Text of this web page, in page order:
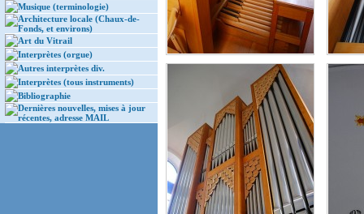
Musique (terminologie)
Architecture locale (Chaux-de-
Fonds, et environs)
Art du Vitrail
Interprètes (orgue)
Autres interprètes div.
Interprètes (tous instruments)
Bibliographie
Dernières nouvelles, mises à jour
récentes, adresse MAIL